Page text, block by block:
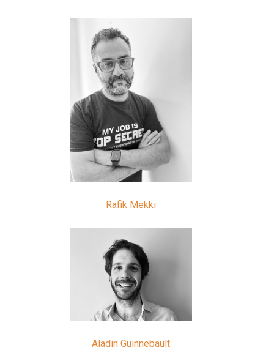
Rafik Mekki
Aladin Guinnebault